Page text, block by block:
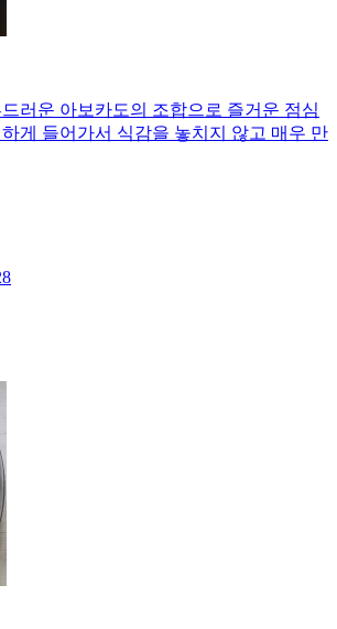
러운 아보카도의 조합으로 즐거운 점심
게 들어가서 식감을 놓치지 않고 매우 만